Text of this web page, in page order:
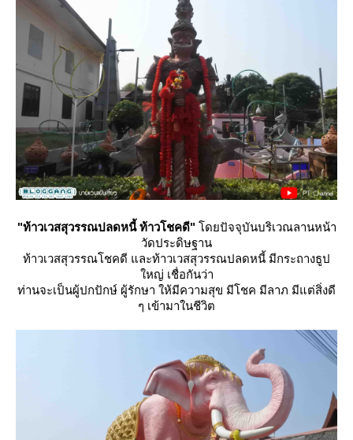
"ท้าวเวสสุวรรณปลดหนี้ ท้าวโชคดี"ดยปัจจุบันบริเวณลานหน้า
วัดประดิษฐาน
ท้าวเวสสุวรรณโชคดี และท้าวเวสสุวรรณปลดหนี้ มีกระถางธูป
หญ่ เชื่อกันว่า
ท่านจะเป็นผู้ปกปักษ์ ผู้รักษา ให้มีความสุข มีโชค มีลาภ มีแต่สิ่งดี
ๆ เข้ามาในชีวิต